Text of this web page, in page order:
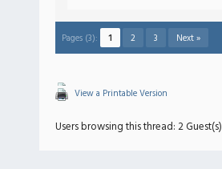
Pages (3): 1 2 3 Next »
View a Printable Version
Users browsing this thread: 2 Guest(s)